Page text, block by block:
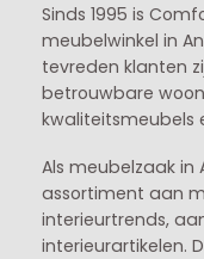
Sinds 1995 is
meubelwinkel in
tevreden klanten
betrouwbare
kwaliteitsmeubels
Als meubelzaak in
assortiment aan
interieurtrends,
interieurartikelen.